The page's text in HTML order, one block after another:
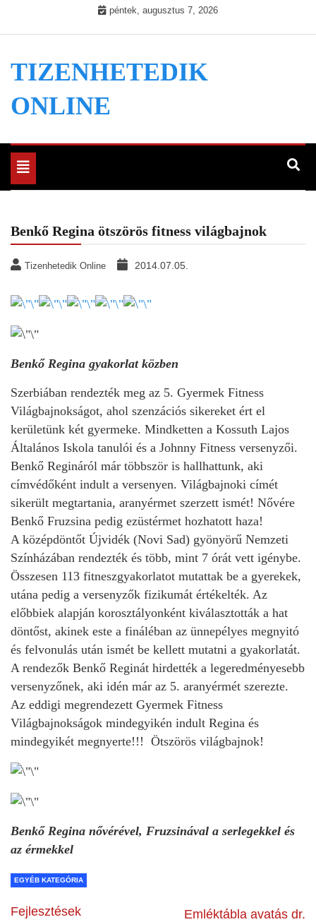
péntek, augusztus 7, 2026
TIZENHETEDIK
ONLINE
Toggle
navigation
Benkő Regina ötszörös fitness világbajnok
Tizenhetedik Online 2014.07.05.
Benkő Regina gyakorlat közben
Szerbiában rendezték meg az 5. Gyermek Fitness
Világbajnokságot, ahol szenzációs sikereket ért el
kerületünk két gyermeke. Mindketten a Kossuth Lajos
Általános Iskola tanulói és a Johnny Fitness versenyzői.
Benkő Regináról már többször is hallhattunk, aki
címvédőként indult a versenyen. Világbajnoki címét
sikerült megtartania, aranyérmet szerzett ismét! Nővére
Benkő Fruzsina pedig ezüstérmet hozhatott haza!
A középdöntőt Újvidék (Novi Sad) gyönyörű Nemzeti
Színházában rendezték és több, mint 7 órát vett igénybe.
Összesen 113 fitneszgyakorlatot mutattak be a gyerekek,
utána pedig a versenyzők fizikumát értékelték. Az
előbbiek alapján korosztályonként kiválasztották a hat
döntőst, akinek este a fináléban az ünnepélyes megnyitó
és felvonulás után ismét be kellett mutatni a gyakorlatát.
A rendezők Benkő Reginát hirdették a legeredményesebb
versenyzőnek, aki idén már az 5. aranyérmét szerezte.
Az eddigi megrendezett Gyermek Fitness
Világbajnokságok mindegyikén indult Regina és
mindegyikét megnyerte!!! Ötszörös világbajnok!
Benkő Regina nővérével, Fruzsinával a serlegekkel és
az érmekkel
EGYÉB KATEGÓRIA
Fejlesztések
Emléktábla avatás dr.